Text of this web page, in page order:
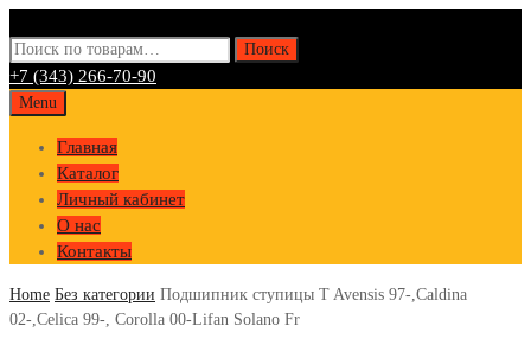
Искать: Поиск
+7 (343) 266-70-90
Skip
content
Menu
Главная
Каталог
Личный кабинет
О нас
Контакты
Home Без категории Подшипник ступицы T Avensis 97-,Caldina
02-,Celica 99-, Corolla 00-Lifan Solano Fr